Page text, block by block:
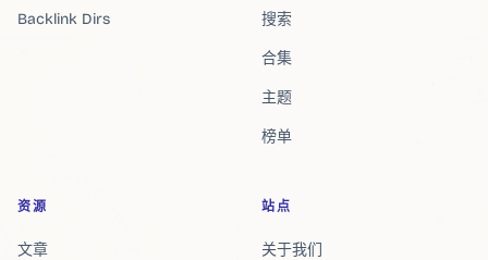
Backlink Dirs 搜索
合集
主题
榜单
资源
文章
站点
关于我们